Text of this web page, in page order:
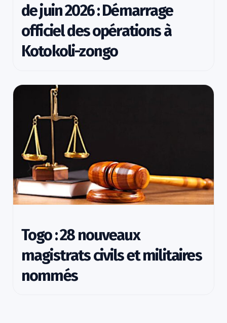
de juin 2026 : Démarrage
officiel des opérations à
Kotokoli-zongo
Togo : 28 nouveaux
magistrats civils et militaires
nommés